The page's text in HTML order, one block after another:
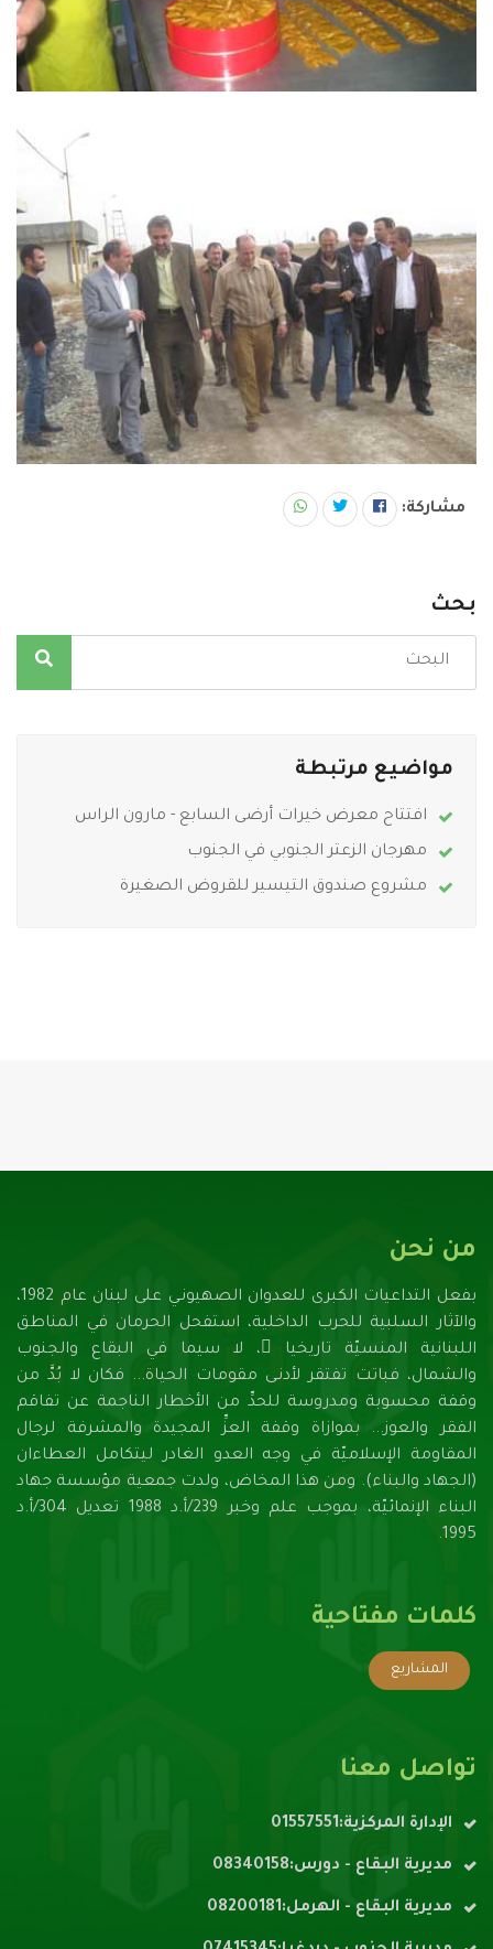
مشاركة:
بحث
مواضيع مرتبطة
افتتاح معرض خيرات أرضى السابع - مارون الراس
مهرجان الزعتر الجنوبي في الجنوب
مشروع صندوق التيسير للقروض الصغيرة
من نحن
بفعل التداعيات الكبرى للعدوان الصهيونـي على لبنان عام 1982،
والآثار السلبية للحرب الداخلية، استفحل الحرمان في المناطق
اللبنانية المنسيّة تاريخيا ً، لا سيما في البقاع والجنوب
والشمال، فباتت تفتقر لأدنـى مقومات الحياة... فكان لا بُدَّ من
وقفة محسوبة ومدروسة للحدِّ من الأخطار الناجمة عن تفاقم
الفقر والعوز... بموازاة وقفة العزِّ المجيدة والمشرفة لرجال
المقاومة الإسلاميّة في وجه العدو الغادر ليتكامل العطاءان
(الجهاد والبناء). ومن هذا المخاض، ولدت جمعية مؤسسة جهاد
البناء الإنمائيّة، بموجب علم وخبر 239/أ.د 1988 تعديل 304/أ.د
1995.
كلمات مفتاحية
المشاريع
تواصل معنا
الإدارة المركزية:01557551
مديرية البقاع - دورس:08340158
مديرية البقاع - الهرمل:08200181